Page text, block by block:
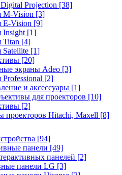
Projection [38]
M-Vision [3]
E-Vision [9]
Insight [1]
Titan [4]
Satellite [1]
[20]
экраны Adeo [3]
Professional [2]
и аксессуары [1]
для проекторов [10]
[2]
проекторов Hitachi, Maxell [8]
[94]
панели [49]
панелей [2]
панели LG [3]